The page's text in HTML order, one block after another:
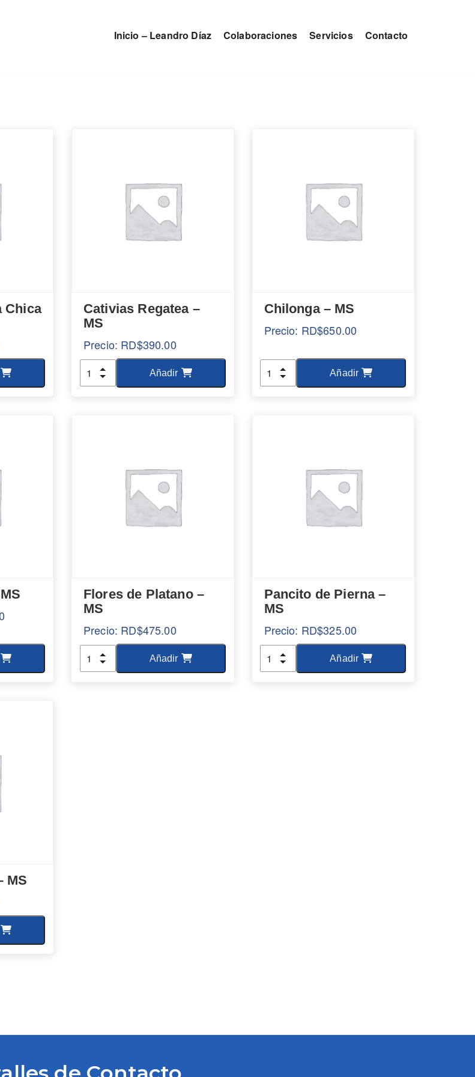
Inicio – Leandro Díaz Colaboraciones Servicios Contacto
Chica
Cativias Regatea –
MS
Precio: RD$390.00
Cantidad
Añadir
Chilonga – MS
Precio: RD$650.00
Cantidad
Añadir
Flores de Platano –
MS
Precio: RD$475.00
Cantidad
Añadir
Pancito de Pierna –
MS
Precio: RD$325.00
Cantidad
Añadir
MS